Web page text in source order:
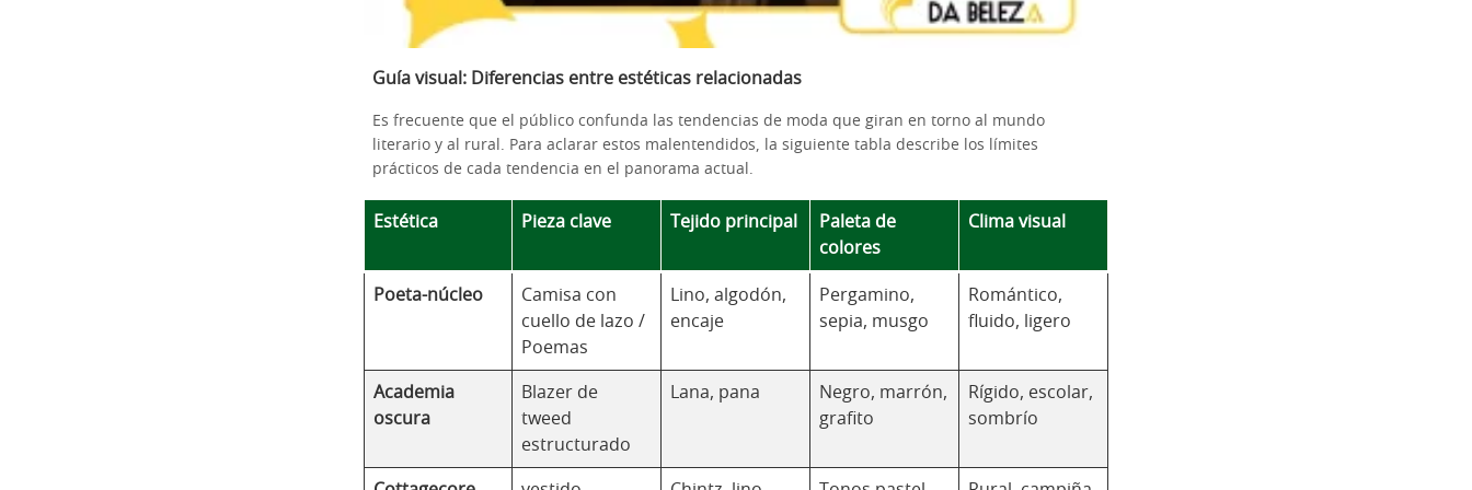
Guía visual: Diferencias entre estéticas relacionadas
Es frecuente que el público confunda las tendencias de moda que giran en torno al mundo
literario y al rural. Para aclarar estos malentendidos, la siguiente tabla describe los límites
prácticos de cada tendencia en el panorama actual.
Estética Pieza clave Tejido principal
Paleta de
colores
Clima visual
Poeta-núcleo
Camisa con
cuello de lazo /
Poemas
Lino, algodón,
encaje
Pergamino,
sepia, musgo
Romántico,
fluido, ligero
Academia
oscura
Blazer de
tweed
estructurado
Lana, pana
Negro, marrón,
grafito
Rígido, escolar,
sombrío